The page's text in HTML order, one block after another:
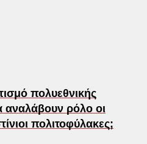
πολυεθνικής
ρόλο οι
πολιτοφύλακες;